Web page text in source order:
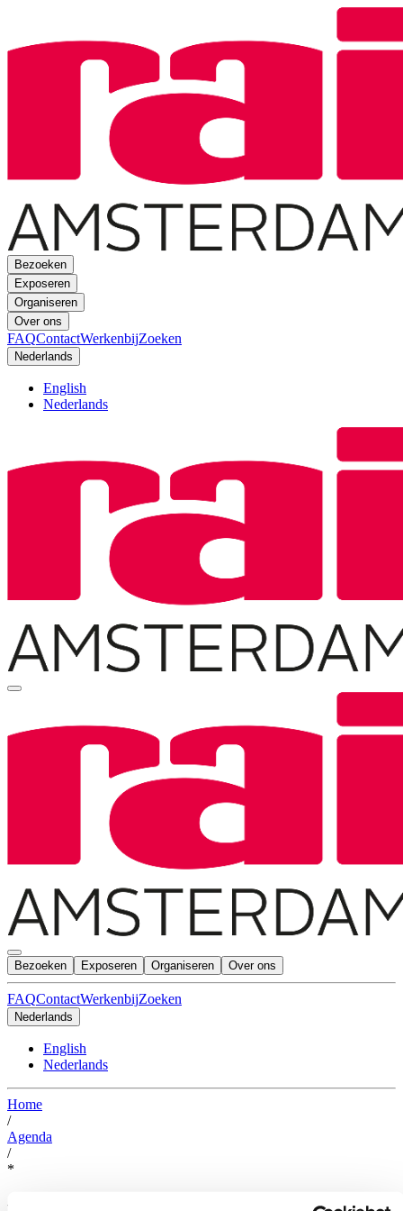
Bezoeken
Exposeren
Organiseren
Over ons
FAQContactWerkenbijZoeken
Nederlands
English
Nederlands
Bezoeken Exposeren Organiseren Over ons
FAQContactWerkenbijZoeken
Nederlands
English
Nederlands
Home
/
Agenda
/
*